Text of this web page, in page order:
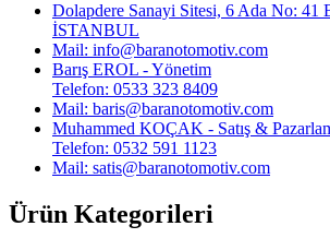
Dolapdere Sanayi Sitesi, 6 Ada No: 41
İSTANBUL
Mail: info@baranotomotiv.com
Barış EROL - Yönetim
Telefon: 0533 323 8409
Mail: baris@baranotomotiv.com
Muhammed KOÇAK - Satış &
Telefon: 0532 591 1123
Mail: satis@baranotomotiv.com
Ürün Kategorileri